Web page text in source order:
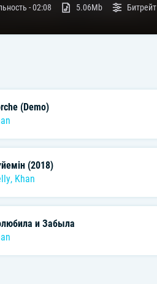
-02:08 5.06Mb Битрейт
(Demo)
(2018)
, Khan
и Забыла